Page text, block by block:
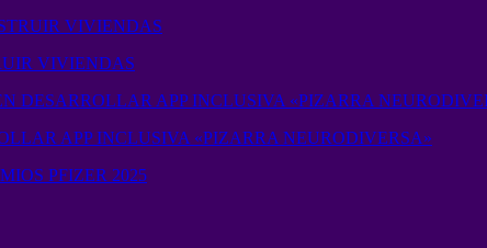
VIVIENDAS
VIVIENDAS
DESARROLLAR APP INCLUSIVA «PIZARRA
APP INCLUSIVA «PIZARRA NEURODIVERSA»
PFIZER 2025